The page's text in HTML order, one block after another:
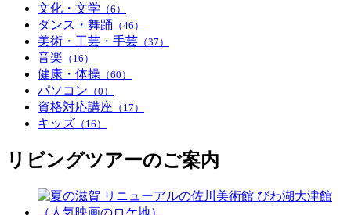
文化・文学 （6）
ダンス・舞踊 （46）
美術・工芸・手芸 （37）
音楽 （16）
健康・体操 （60）
パソコン （0）
資格対応講座 （17）
キッズ （16）
リビングツアーのご案内